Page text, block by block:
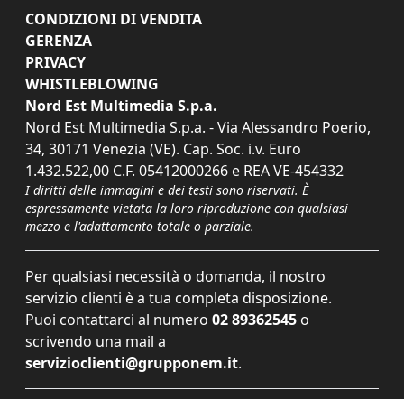
CONDIZIONI DI VENDITA
GERENZA
PRIVACY
WHISTLEBLOWING
Nord Est Multimedia S.p.a.
Nord Est Multimedia S.p.a. - Via Alessandro Poerio,
34, 30171 Venezia (VE). Cap. Soc. i.v. Euro
1.432.522,00 C.F. 05412000266 e REA VE-454332
I diritti delle immagini e dei testi sono riservati. È
espressamente vietata la loro riproduzione con qualsiasi
mezzo e l'adattamento totale o parziale.
Per qualsiasi necessità o domanda, il nostro
servizio clienti è a tua completa disposizione.
Puoi contattarci al numero 02 89362545 o
scrivendo una mail a
servizioclienti@grupponem.it.